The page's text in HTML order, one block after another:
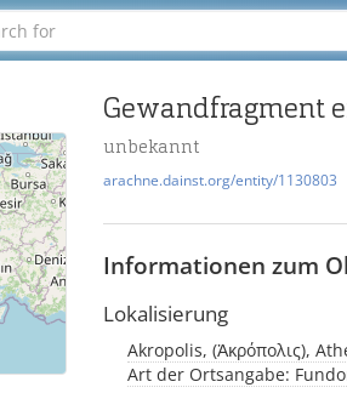
Gewandfragment
unbekannt
arachne.dainst.org/entity/1130803
Informationen zum
Lokalisierung
Akropolis, (Ἀκρόπολις),
Art der Ortsangabe: